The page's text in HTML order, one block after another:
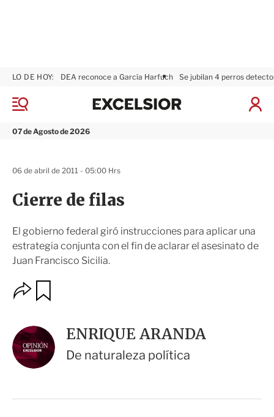
M
n
07 de Agosto de 2026
LO DE HOY: DEA reconoce a García Harfuch Se jubilan 4 perros
I
ó
n
x
Cierre de filas
El gobierno federal giró instrucciones para aplicar una
estrategia conjunta con el fin de aclarar el asesinato de
Juan Francisco Sicilia.
06 de abril de 2011 - 05:00 Hrs
O
p
o
n
e
s
c
a
r
ENRIQUE ARANDA
De naturaleza política